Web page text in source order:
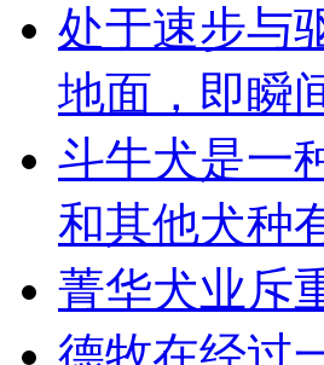
处于速步与
地面，即瞬
斗牛犬是一
和其他犬种
菁华犬业斥
德牧在经过